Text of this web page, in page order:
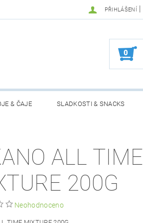
PŘIHLÁŠENÍ |
0
& ČAJE SLADKOSTI & SNACKS
ALL TIME
200G
Neohodnoceno